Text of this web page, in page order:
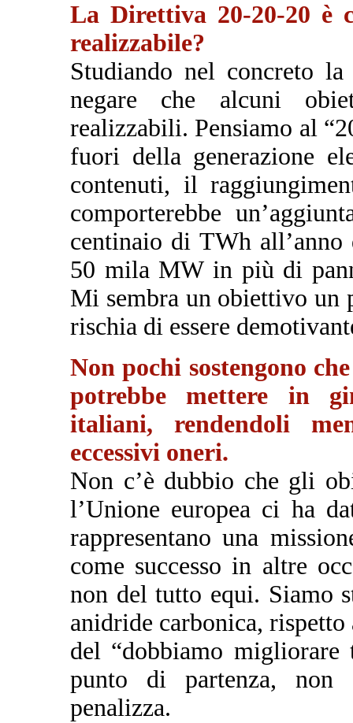
La Direttiva 20-20-20 è
realizzabile?
Studiando nel concreto
negare che alcuni
realizzabili. Pensiamo al
fuori della generazione
contenuti, il
comporterebbe
centinaio di TWh
50 mila MW in più di
Mi sembra un obiettivo un
rischia di essere
Non pochi sostengono
potrebbe mettere in
italiani, rendendoli
eccessivi oneri.
Non c’è dubbio che gli
l’Unione europea ci ha
rappresentano una
come successo in altre
non del tutto equi. Siamo
anidride carbonica,
del “dobbiamo
punto di partenza, non
penalizza.